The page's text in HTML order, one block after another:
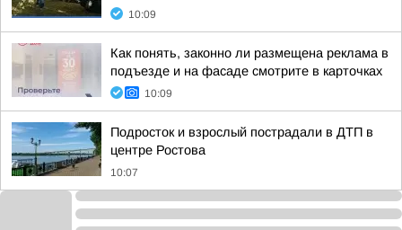
10:09
Как понять, законно ли размещена реклама в
подъезде и на фасаде смотрите в карточках
10:09
Подросток и взрослый пострадали в ДТП в
центре Ростова
10:07